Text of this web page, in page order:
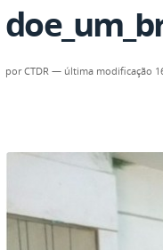
porCTDR — última modificação